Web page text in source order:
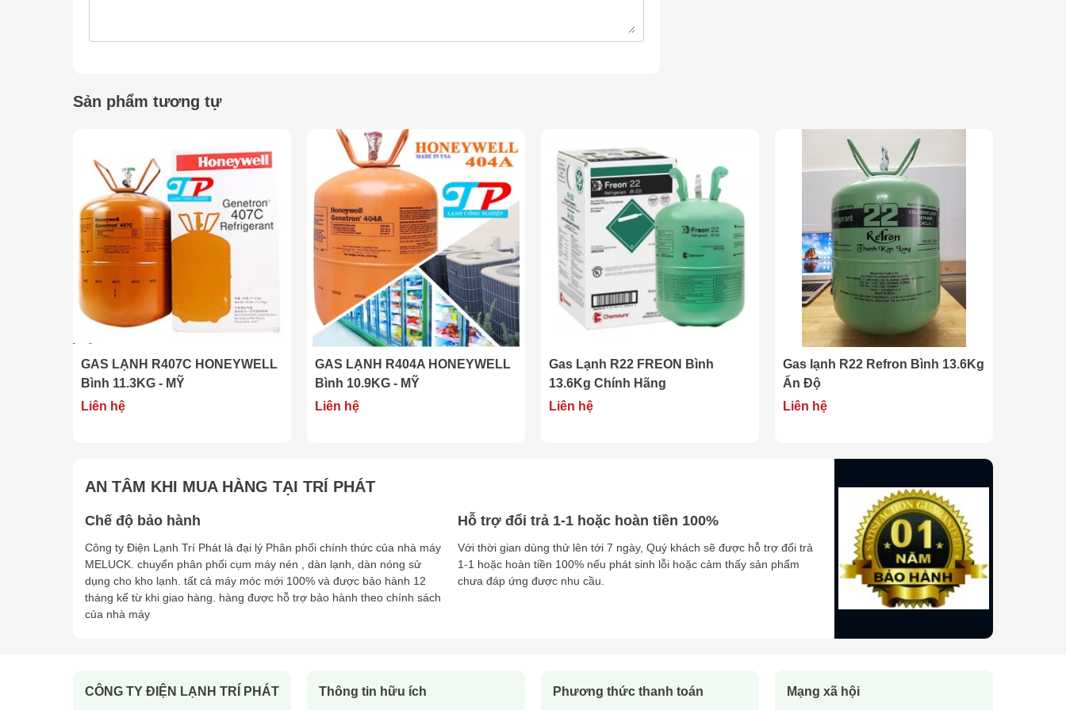
GAS LẠNH R134A HONEYWELL Bình 13.6KG - MỸ
Giới thiệu về sản phẩm
Gas lạnh R134A HONEYWELL Bình 13.6KG là dòng môi chất lạnhcao cấp, được nhập khẩu trực tiếp từ
Mỹ, chuyên dùng cho hệ thống điều hòa không khí, tủ lạnh, xe ô tô và thiết bị làm lạnh công nghiệp.
Với công thức không chứa CFC, sản phẩm thân thiện với môi trường, không gây suy giảm tầng ozone
và đạt tiêu chuẩn quốc tế về an toàn.
Là sản phẩm đến từ thương hiệuHONEYWELL , gas R134A mang lạihiệu suất làm lạnh vượt trội, đảm
bảo
hệ thống vận hành ổn định, tiết kiệm năng lượng và kéo dài tuổi thọ thiết bị
Trí Phátlà đơn vị chuyên cung cấp gas lạnh chính hãngvà các giải pháp làm lạnh cho hệ thống
nghiệm, chúng tôi cam kết cung cấp sản phẩm chất lượng cao, giá tốt và dịch vụ hỗ trợ tận tâm
Đặc điểm nổi bật của Gas R134A HONEYWELL Bình 13.6KG
✅ Ứng dụng rộng rãi– Dùng chođiều hòa không khí, tủ lạnh, xe ô tô, hệ thống làm lạnh công
✅ Chất lượng Mỹ– Được sản xuất bởi
, thương hiệu hàng đầu trong lĩnh vực môi chất
Thông số kỹ thuật
Trọng lượng: 13.6KG
Loại gas
Đạt tiêu chuẩn: Quốc tế về an toàn và bảo vệ môi trường
Sản phẩm tương tự
GAS LẠNH R407C HONEYWELL
Bình 11.3KG - MỸ
Liên hệ
GAS LẠNH R404A HONEYWELL
Bình 10.9KG - MỸ
Liên hệ
Gas Lạnh R22 FREON Bình
13.6Kg Chính Hãng
Liên hệ
Gas lạnh R22 Refron Bình 13.6Kg
Ấn Độ
Liên hệ
AN TÂM KHI MUA HÀNG TẠI TRÍ PHÁT
Chế độ bảo hành
Công ty Điện Lạnh Trí Phát là đại lý Phân phối chính thức của nhà máy
MELUCK. chuyển phân phối cụm máy nén , dàn lạnh, dàn nóng sử
dụng cho kho lạnh. tất cả máy móc mới 100% và được bảo hành 12
tháng kể từ khi giao hàng. hàng được hỗ trợ bảo hành theo chính sách
của nhà máy
Hỗ trợ đổi trả 1-1 hoặc hoàn tiền 100%
Với thời gian dùng thử lên tới 7 ngày, Quý khách sẽ được hỗ trợ đổi trả
1-1 hoặc hoàn tiền 100% nếu phát sinh lỗi hoặc cảm thấy sản phẩm
chưa đáp ứng được nhu cầu.
CÔNG TY ĐIỆN LẠNH TRÍ PHÁT Thông tin hữu ích Phương thức thanh toán Mạng xã hội